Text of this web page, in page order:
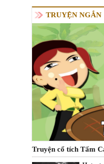
TRUYỆN NGẮN
Truyện cổ tích Tấm